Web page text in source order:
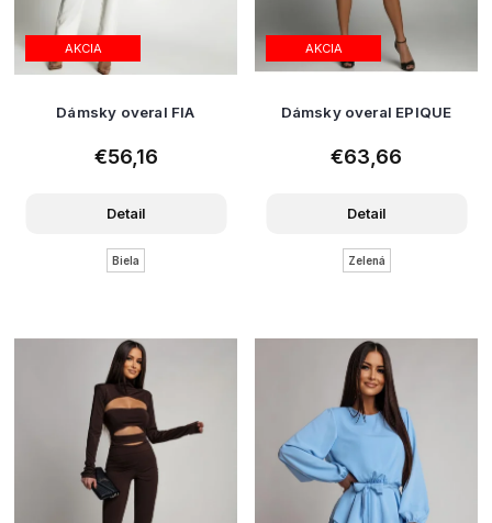
AKCIA
Dámsky overal FIA
€56,16
Detail
Biela
AKCIA
Dámsky overal EPIQUE
€63,66
Detail
Zelená